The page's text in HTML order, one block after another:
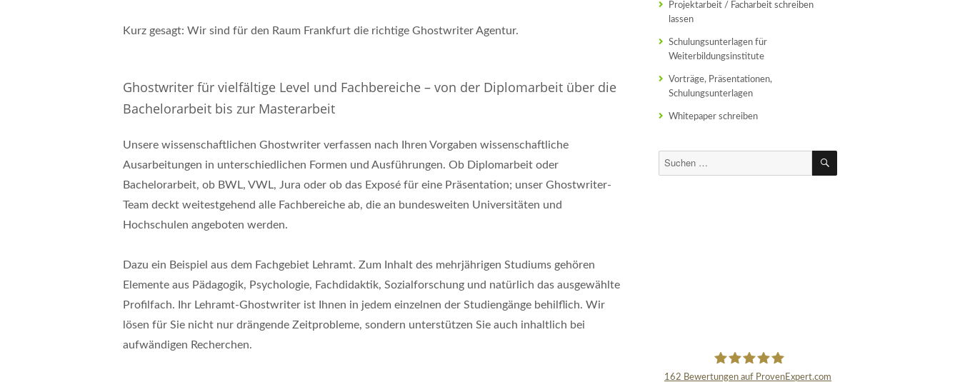
Kurz gesagt: Wir sind für den Raum Frankfurt die richtige Ghostwriter Agentur.
Ghostwriter für vielfältige Level und Fachbereiche – von der Diplomarbeit über die
Bachelorarbeit bis zur Masterarbeit
Unsere wissenschaftlichen Ghostwriter verfassen nach Ihren Vorgaben wissenschaftliche
Ausarbeitungen in unterschiedlichen Formen und Ausführungen. Ob Diplomarbeit oder
Bachelorarbeit, ob BWL, VWL, Jura oder ob das Exposé für eine Präsentation; unser Ghostwriter-
Team deckt weitestgehend alle Fachbereiche ab, die an bundesweiten Universitäten und
Hochschulen angeboten werden.
Dazu ein Beispiel aus dem Fachgebiet Lehramt. Zum Inhalt des mehrjährigen Studiums gehören
Elemente aus Pädagogik, Psychologie, Fachdidaktik, Sozialforschung und natürlich das ausgewählte
Profilfach. Ihr Lehramt-Ghostwriter ist Ihnen in jedem einzelnen der Studiengänge behilflich. Wir
lösen für Sie nicht nur drängende Zeitprobleme, sondern unterstützen Sie auch inhaltlich bei
aufwändigen Recherchen.
Projektarbeit / Facharbeit schreiben
lassen
Schulungsunterlagen für
Weiterbildungsinstitute
Vorträge, Präsentationen,
Schulungsunterlagen
Whitepaper schreiben
Suchen
nach:
SUCHEN
162 Bewertungen auf ProvenExpert.com